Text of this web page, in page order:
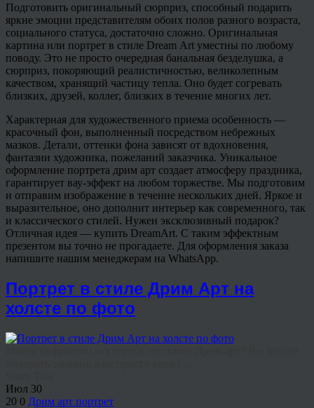
Подготовить оригинальный сюрприз, способный подарить
яркие эмоции представителям обоих полов разного возраста,
социального статуса, достаточно сложно. Оригинальная
картина или портрет в стиле Dream Art уместны по любому
поводу. Это не просто очередная банальная безделушка, а
сюрприз, покоряющий реалистичностью, великолепным
качеством, хранящий частицу тепла. Оно будет согревать
близких, друзей, коллег, близких в течение многих лет.
Характерная для художественного приема особенность —
красочный фон, выполненный посредством небрежных
мазков. Детали, оттенки фона зависят от вдохновения,
фантазии художника, пожеланий заказчика. Уникальное
оформление портрета дрим арт создает атмосферу праздника,
гарантирует вау-эффект на любом торжестве. Мы подготовим
и отправим изображение в течение нескольких дней. Яркое и
выразительное, оно дополнит интерьер как современного, так
и классического стилей. Нужен эксклюзивный подарок?
Отличная идея — купить DreamArt. С таким эффектным
презентом вы точно не прогадаете. Для оформления заказа
напишите нашим менеджерам на WhatsApp.
Портрет в стиле Дрим Арт на
холсте по фото
Июл 30
20 0 Дрим арт портрет